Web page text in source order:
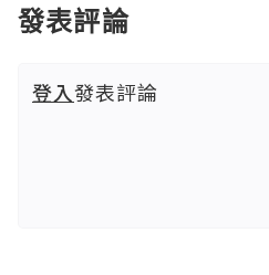
發表評論
登入發表評論